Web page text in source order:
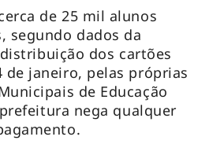
de 25 mil alunos
segundo dados da
dos cartões
de janeiro, pelas próprias
de Educação
nega qualquer